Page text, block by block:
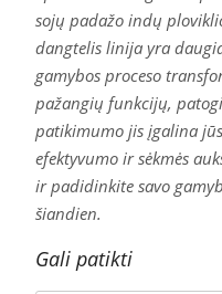
sojų padažo indų
dangtelis linija yra
gamybos proceso
pažangių funkcijų,
patikimumo jis įgalina
efektyvumo ir sėkmės
ir padidinkite savo
šiandien.
Gali patikti